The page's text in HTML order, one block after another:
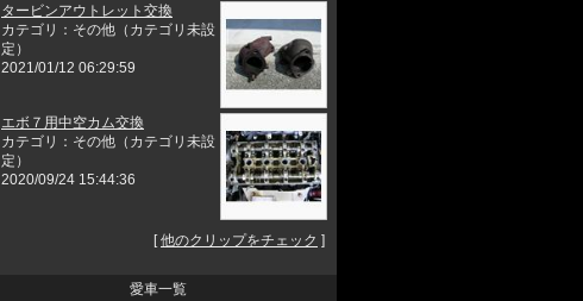
タービンアウトレット交換
カテゴリ：その他（カテゴリ未設
定）
2021/01/12 06:29:59
エボ７用中空カム交換
カテゴリ：その他（カテゴリ未設
定）
2020/09/24 15:44:36
[他のクリップをチェック ]
愛車一覧